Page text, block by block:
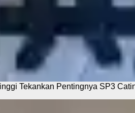
Tekankan Pentingnya SP3